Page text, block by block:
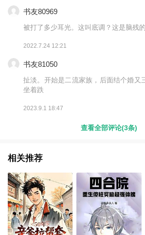
书友80969
被打了多少耳光。这叫底调？这是脑残的
2022.7.24 12:21
书友81050
扯淡。开始是二流家族，后面结个婚又
坐着跌
2023.9.1 18:47
查看全部评论(3条)
相关推荐